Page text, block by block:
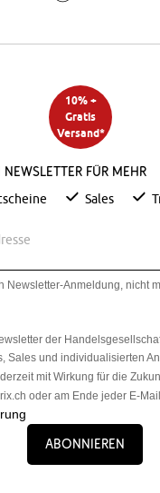
10% +
Gratis
Versand*
Newsletter für mehr
Sales
Newsletter-Anmeldung, nicht
der
Sales und individualisierten
mit Wirkung für die
oder am Ende jeder E-
Abonnieren